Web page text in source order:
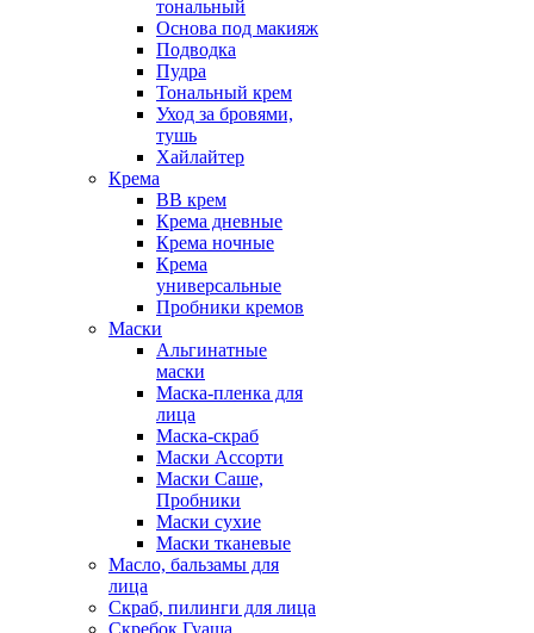
тональный
Основа под макияж
Подводка
Пудра
Тональный крем
Уход за бровями,
тушь
Хайлайтер
Крема
ВВ крем
Крема дневные
Крема ночные
Крема
универсальные
Пробники кремов
Маски
Альгинатные
маски
Маска-пленка для
лица
Маска-скраб
Маски Ассорти
Маски Саше,
Пробники
Маски сухие
Маски тканевые
Масло, бальзамы для
лица
Скраб, пилинги для лица
Скребок Гуаша